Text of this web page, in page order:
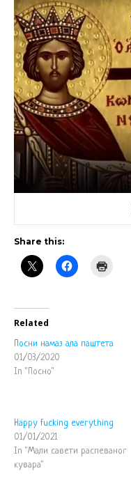
Share this:
Related
Посни намаз ала паштета
01/03/2020
In "Посно"
Happy fucking everything
01/01/2021
In "Мали савети распеваног
кувара"